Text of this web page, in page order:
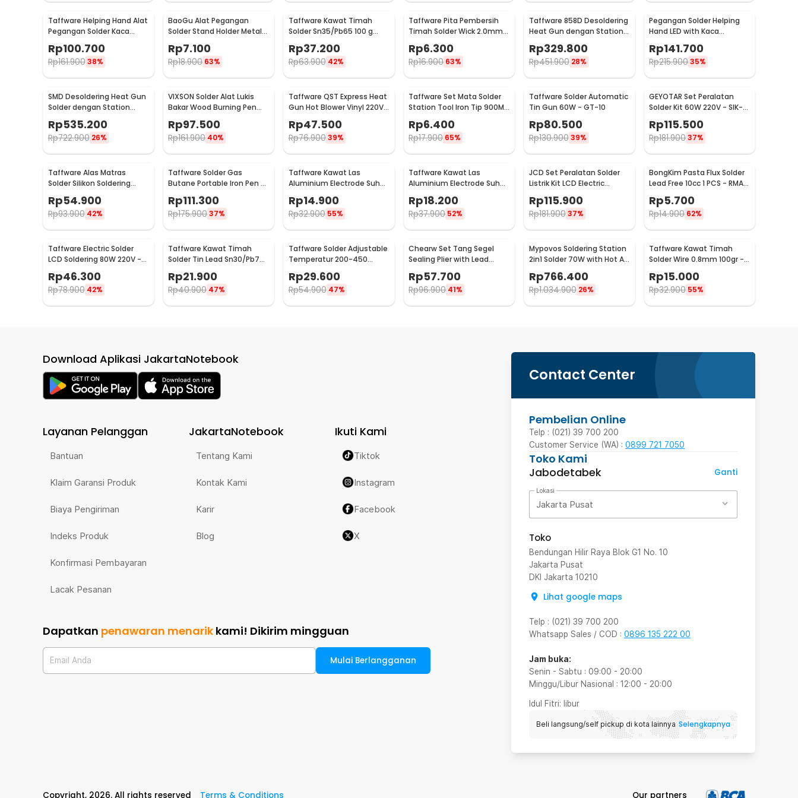
Taffware Helping Hand Alat
Pegangan Solder Kaca
Rp100.700
Rp161.900 38%
BaoGu Alat Pegangan
Solder Stand Holder Metal
Rp7.100
Rp18.900 63%
Taffware Kawat Timah
Solder Sn35/Pb65 100 g
0.8mm - B-2
Rp37.200
Rp63.900 42%
Taffware Pita Pembersih
Timah Solder Wick 2.0mm
1.5M - CP-2015
Rp6.300
Rp16.900 63%
Taffware 858D Desoldering
Heat Gun dengan Station
220V 750W
Rp329.800
Rp451.900 28%
Pegangan Solder Helping
Hand LED with Kaca
3X/4.5X - TH-7023
Rp141.700
Rp215.90035%
SMD Desoldering Heat Gun
Solder dengan Station
220V/700W - KS8586
Rp535.200
Rp722.900 26%
VIXSON Solder Alat Lukis
Bakar Wood Burning Pen
CS-31 D
Rp97.500
Rp161.900 40%
Taffware QST Express Heat
Gun Hot Blower Vinyl 220V
Rp47.500
Rp76.900 39%
Taffware Set Mata Solder
Station Tool Iron Tip 900M-
T 5 PCS - BI5044
Rp6.400
Rp17.900 65%
Taffware Solder Automatic
Tin Gun 60W - GT-10
Rp80.500
Rp130.900 39%
GEYOTAR Set Peralatan
Solder Kit 60W 220V - SIK-
Rp115.500
Rp181.90037%
Taffware Alas Matras
Solder Silikon Soldering
450x300mm - S-160
Rp54.900
Rp93.900 42%
Taffware Solder Gas
Butane Portable Iron Pen -
Rp111.300
Rp175.90037%
Taffware Kawat Las
Aluminium Electrode Suhu
1.6mm - M127271
Rp14.900
Rp32.900 55%
Taffware Kawat Las
Aluminium Electrode Suhu
Rendah 50cm 20 PCS
2.0mm - M127271
Rp18.200
Rp37.900 52%
JCD Set Peralatan Solder
Listrik Kit LCD Electric
908S A
Rp115.900
Rp181.900 37%
BongKim Pasta Flux Solder
Lead Free 10cc 1 PCS - RMA-
Rp5.700
Rp14.900 62%
Taffware Electric Solder
LCD Soldering 80W 220V -
CS-908S
Rp46.300
Rp78.900 42%
Taffware Kawat Timah
Solder Tin Lead Sn30/Pb70
Rp21.900
Rp40.900 47%
Taffware Solder Adjustable
Temperatur 200-450
Derajat Celcius 220V 60W -
CS-31 B
Rp29.600
Rp54.900 47%
Chearw Set Tang Segel
Sealing Plier with Lead
Rp57.700
Rp96.900 41%
Mypovos Soldering Station
2in1 Solder 70W with Hot Air
Heat Gun 750W - 8582D
Rp766.400
Rp1.034.900 26%
Taffware Kawat Timah
Solder Wire 0.8mm 100gr -
Rp15.000
Rp32.900 55%
Contact Center
Pembelian Online
Telp : (021) 39 700 200
Customer Service (WA) : 0899 721 7050
Toko Kami
Jabodetabek
Ganti
Lokasi
Jakarta Pusat
Toko
Bendungan Hilir Raya Blok G1 No. 10
Jakarta Pusat
DKI Jakarta 10210
Lihat google maps
Telp : (021) 39 700 200
Whatsapp Sales / COD : 0896 135 222 00
Jam buka:
Senin - Sabtu : 09:00 - 20:00
Minggu/Libur Nasional : 12:00 - 20:00
Idul Fitri: libur
Beli langsung/self pickup di kota lainnya Selengkapnya
Download Aplikasi JakartaNotebook
Layanan Pelanggan
Bantuan
Klaim Garansi Produk
Biaya Pengiriman
Indeks Produk
Konfirmasi Pembayaran
Lacak Pesanan
JakartaNotebook
Tentang Kami
Kontak Kami
Karir
Blog
Ikuti Kami
Tiktok
Instagram
Facebook
X
Dapatkan penawaran menarik kami! Dikirim mingguan
Email Anda Mulai Berlangganan
Copyright, 2026. All rights reserved Terms & Conditions Our partners